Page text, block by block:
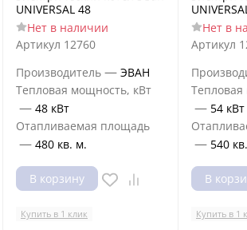
UNIVERSAL 48
Нет в наличии
Артикул 12760
Производитель — ЭВАН
Тепловая мощность, кВт
— 48 кВт
Отапливаемая площадь
— 480 кв. м.
В корзину
Купить в 1 клик
Нет в
Артикул
— 54 кВт
— 540
В
Купить в 1